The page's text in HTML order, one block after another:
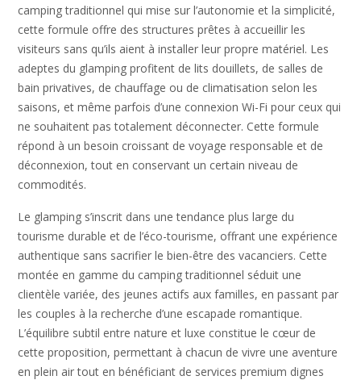
camping traditionnel qui mise sur l’autonomie et la simplicité,
cette formule offre des structures prêtes à accueillir les
visiteurs sans qu’ils aient à installer leur propre matériel. Les
adeptes du glamping profitent de lits douillets, de salles de
bain privatives, de chauffage ou de climatisation selon les
saisons, et même parfois d’une connexion Wi-Fi pour ceux qui
ne souhaitent pas totalement déconnecter. Cette formule
répond à un besoin croissant de voyage responsable et de
déconnexion, tout en conservant un certain niveau de
commodités.
Le glamping s’inscrit dans une tendance plus large du
tourisme durable et de l’éco-tourisme, offrant une expérience
authentique sans sacrifier le bien-être des vacanciers. Cette
montée en gamme du camping traditionnel séduit une
clientèle variée, des jeunes actifs aux familles, en passant par
les couples à la recherche d’une escapade romantique.
L’équilibre subtil entre nature et luxe constitue le cœur de
cette proposition, permettant à chacun de vivre une aventure
en plein air tout en bénéficiant de services premium dignes